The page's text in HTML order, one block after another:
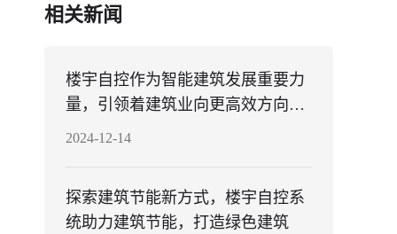
相关新闻
楼宇自控作为智能建筑发展重要力
量，引领着建筑业向更高效方向发
展
2024-12-14
探索建筑节能新方式，楼宇自控系
统助力建筑节能，打造绿色建筑